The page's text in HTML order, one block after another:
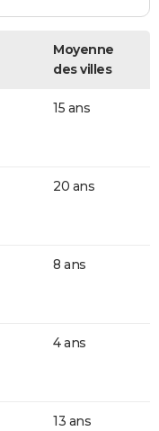
Moyenne
des villes
15 ans
20 ans
8 ans
4 ans
13 ans